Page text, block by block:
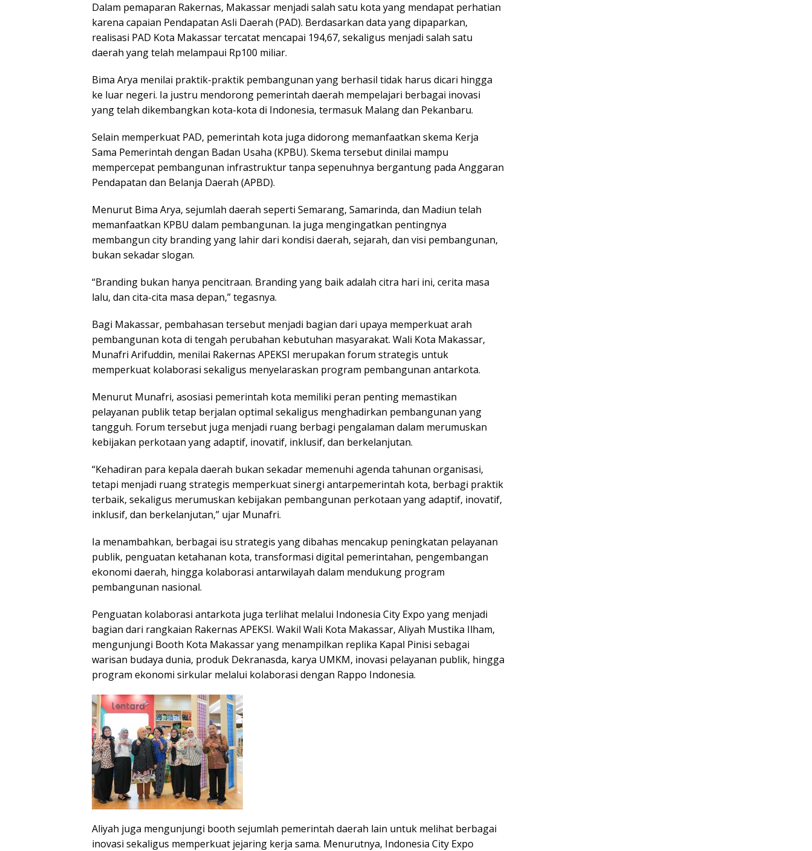
Dalam pemaparan Rakernas, Makassar menjadi salah satu kota yang mendapat perhatian
karena capaian Pendapatan Asli Daerah (PAD). Berdasarkan data yang dipaparkan,
realisasi PAD Kota Makassar tercatat mencapai 194,67, sekaligus menjadi salah satu
daerah yang telah melampaui Rp100 miliar.
Bima Arya menilai praktik-praktik pembangunan yang berhasil tidak harus dicari hingga
ke luar negeri. Ia justru mendorong pemerintah daerah mempelajari berbagai inovasi
yang telah dikembangkan kota-kota di Indonesia, termasuk Malang dan Pekanbaru.
Selain memperkuat PAD, pemerintah kota juga didorong memanfaatkan skema Kerja
Sama Pemerintah dengan Badan Usaha (KPBU). Skema tersebut dinilai mampu
mempercepat pembangunan infrastruktur tanpa sepenuhnya bergantung pada Anggaran
Pendapatan dan Belanja Daerah (APBD).
Menurut Bima Arya, sejumlah daerah seperti Semarang, Samarinda, dan Madiun telah
memanfaatkan KPBU dalam pembangunan. Ia juga mengingatkan pentingnya
membangun city brandingyang lahir dari kondisi daerah, sejarah, dan visi pembangunan,
bukan sekadar slogan.
“Branding bukan hanya pencitraan. Branding yang baik adalah citra hari ini, cerita masa
lalu, dan cita-cita masa depan,” tegasnya.
Bagi Makassar, pembahasan tersebut menjadi bagian dari upaya memperkuat arah
pembangunan kota di tengah perubahan kebutuhan masyarakat. Wali Kota Makassar,
Munafri Arifuddin, menilai Rakernas APEKSI merupakan forum strategis untuk
memperkuat kolaborasi sekaligus menyelaraskan program pembangunan antarkota.
Menurut Munafri, asosiasi pemerintah kota memiliki peran penting memastikan
pelayanan publik tetap berjalan optimal sekaligus menghadirkan pembangunan yang
tangguh. Forum tersebut juga menjadi ruang berbagi pengalaman dalam merumuskan
kebijakan perkotaan yang adaptif, inovatif, inklusif, dan berkelanjutan.
“Kehadiran para kepala daerah bukan sekadar memenuhi agenda tahunan organisasi,
tetapi menjadi ruang strategis memperkuat sinergi antarpemerintah kota, berbagi praktik
terbaik, sekaligus merumuskan kebijakan pembangunan perkotaan yang adaptif, inovatif,
inklusif, dan berkelanjutan,” ujar Munafri.
Ia menambahkan, berbagai isu strategis yang dibahas mencakup peningkatan pelayanan
publik, penguatan ketahanan kota, transformasi digital pemerintahan, pengembangan
ekonomi daerah, hingga kolaborasi antarwilayah dalam mendukung program
pembangunan nasional.
Penguatan kolaborasi antarkota juga terlihat melalui Indonesia City Expo yang menjadi
bagian dari rangkaian Rakernas APEKSI. Wakil Wali Kota Makassar, Aliyah Mustika Ilham,
mengunjungi Booth Kota Makassar yang menampilkan replika Kapal Pinisi sebagai
warisan budaya dunia, produk Dekranasda, karya UMKM, inovasi pelayanan publik, hingga
program ekonomi sirkular melalui kolaborasi dengan Rappo Indonesia.
Aliyah juga mengunjungi booth sejumlah pemerintah daerah lain untuk melihat berbagai
inovasi sekaligus memperkuat jejaring kerja sama. Menurutnya, Indonesia City Expo